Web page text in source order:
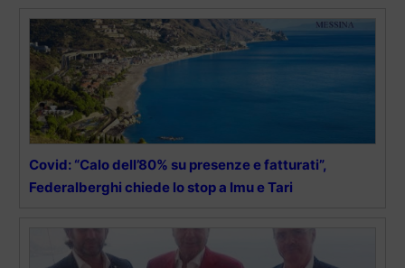
Covid: “Calo dell’80% su presenze e fatturati”,
Federalberghi chiede lo stop a Imu e Tari